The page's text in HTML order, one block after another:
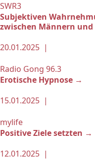
SWR3
Subjektiven
zwischen Männern
20.01.2025 |
Radio Gong 96.3
Erotische Hypnose →
15.01.2025 |
mylife
Positive Ziele setzten →
12.01.2025 |